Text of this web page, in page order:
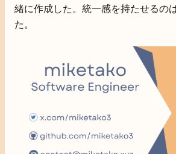
緒に作成した。統一感を持たせるの
た。